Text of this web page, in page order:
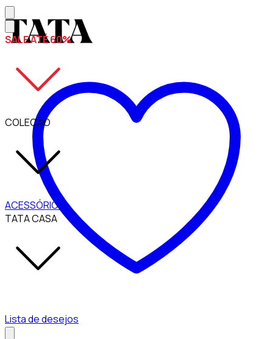
SALE ATÉ 60%
COLEÇÃO
ACESSÓRIOS
TATA CASA
Lista de desejos